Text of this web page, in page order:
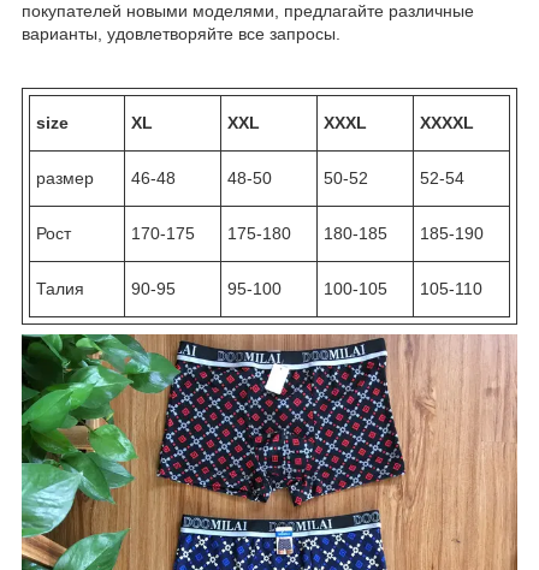
покупателей новыми моделями, предлагайте различные
варианты, удовлетворяйте все запросы.
size XL XXL XXXL XXXXL
размер 46-48 48-50 50-52 52-54
Рост 170-175 175-180 180-185 185-190
Талия 90-95 95-100 100-105 105-110